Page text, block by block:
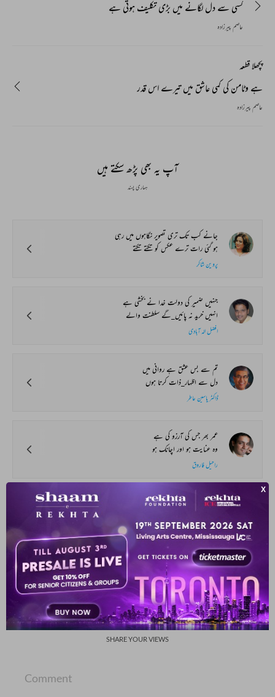
کسی سے دل لگانے میں بڑی تکلیف ہوتی ہے
عاصم پیرزادہ
پچھلا قطعہ
ہے وٹامن کی کمی عاشق میں تیرے اس قدر
عاصم پیرزادہ
آپ یہ بھی پڑھ سکتے ہیں
ہماری پسند
جانے کب تک تری تصویر نگاہوں میں رہی
ہو گئی رات ترے عکس کو تکتے تکتے
پروین شاکر
جنہیں ضمیر کی دولت خدا نے بخشی ہے
انہیں خرید نہ پائیں_گے سلطنت والے
افضل الہ آبادی
تم سے بس عشق ہے روانی میں
دل سے اظہار_ذات کرتا ہوں
ڈاکٹر یاسین عاطر
عمر بھر جس کی آرزو کی ہے
وہ عنایت ہو اور اچانک ہو
راحیل فاروق
کھڑا ہے گیٹ پہ شاعر مشاعرے کے بعد
اطہر شاہ خان جیدی
SHOW MORE SUGGESTIONS
COMMENT
SHARE YOUR VIEWS
Comment